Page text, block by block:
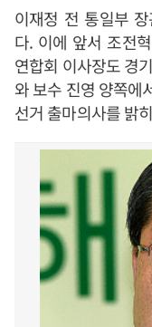
이재정 전 통일부
다. 이에 앞서 조전
연합회 이사장도 경
와 보수 진영 양쪽에
선거 출마의사를 밝